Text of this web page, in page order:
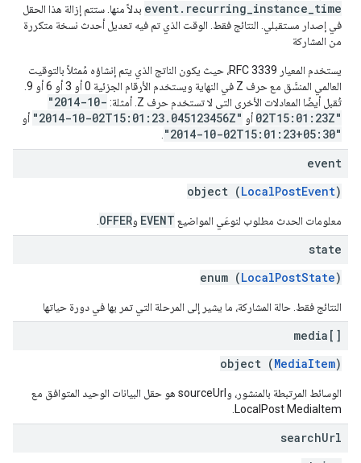
event.recurring_instance_time بدلاً منها. ستتم إزالة هذا الحقل
في إصدار مستقبلي. النتائج فقط. الوقت الذي تم فيه تعديل أحدث نسخة متكررة
من المشاركة
يستخدم المعيار RFC 3339، حيث يكون الناتج الذي يتم إنشاؤه مُمثلاً بالتوقيت
تُقبل أيضًا المعادلات الأخرى التي لا تستخدم حرف Z. أمثلة:
"2014-10-
02T15:01:23Z" أو "2014-10-02T15:01:23.045123456Z" أو
"2014-10-02T15:01:23+05:30"
event
object (LocalPostEvent)
معلومات الحدث مطلوب لنوعَي المواضيع EVENT وOFFER
state
enum (LocalPostState)
النتائج فقط. حالة المشاركة، ما يشير إلى المرحلة التي تمر بها في دورة حياتها
media[]
object (MediaItem)
الوسائط المرتبطة بالمنشور، وsourceUrl هو حقل البيانات الوحيد المتوافق مع
LocalPost MediaItem.
searchUrl